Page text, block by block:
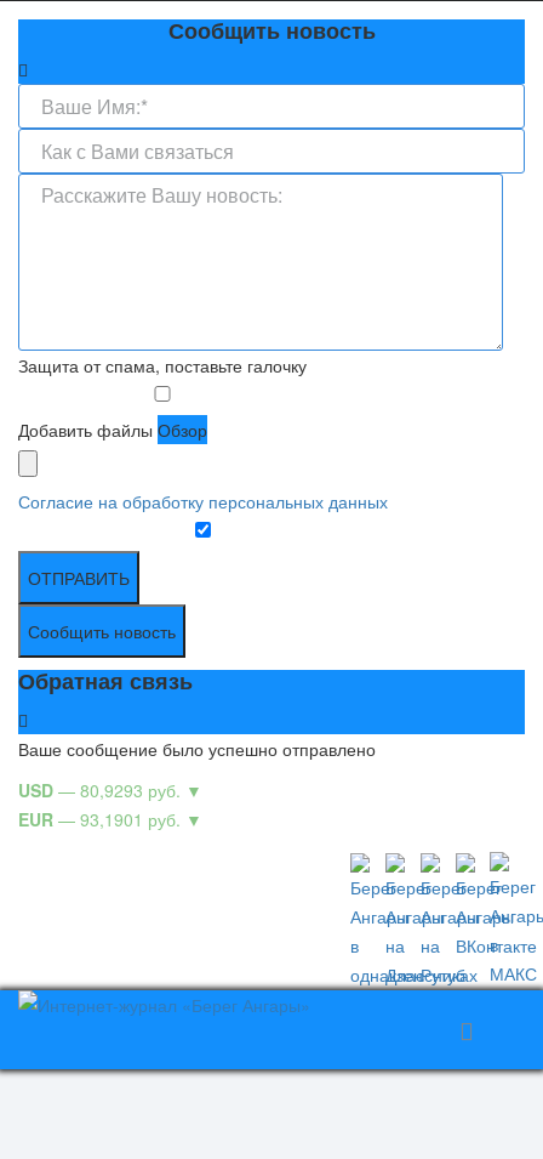
Сообщить новость
Защита от спама, поставьте галочку
Добавить файлы Обзор
Согласие на обработку персональных данных
ОТПРАВИТЬ
Сообщить новость
Обратная связь
Ваше сообщение было успешно отправлено
USD — 80,9293 руб. ▼
EUR — 93,1901 руб. ▼